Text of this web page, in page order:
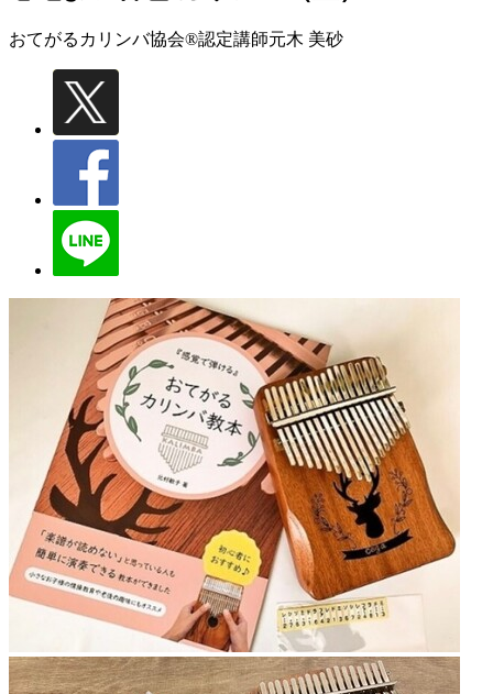
おてがるカリンバ協会®認定講師元木 美砂